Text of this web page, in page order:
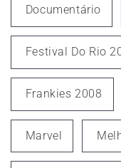
Documentário
Festival Do Rio
Frankies 2008
Marvel